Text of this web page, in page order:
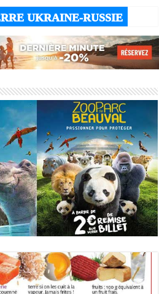
UKRAINE-RUSSIE